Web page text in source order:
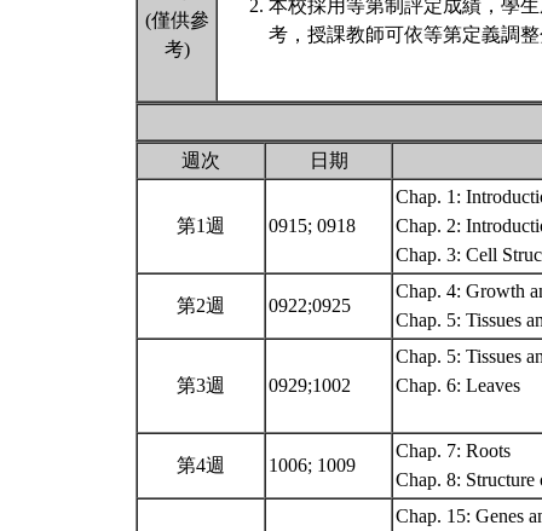
(僅供參
考)
本校採用等第制評定成績，學
考，授課教師可依等第定義調
週次 日期
第1週 0915; 0918
Chap. 1:
Chap. 2:
Chap. 3: Cell
第2週 0922;0925
Chap. 4: Growth
Chap. 5: Tissues
第3週 0929;1002
Chap. 5: Tissues
Chap. 6: Leaves
第4週 1006; 1009
Chap. 7: Roots
Chap. 8:
Chap. 15: Genes